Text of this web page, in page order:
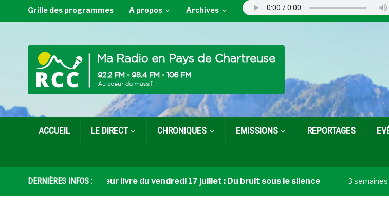
Grille des programmes A propos Archives
ACCUEIL LE DIRECT CHRONIQUES EMISSIONS REPORTAGES
DERNIÈRES INFOS :
Coup de cœur livre du vendredi 17 juillet : Du bruit sous le silence 3 semaines